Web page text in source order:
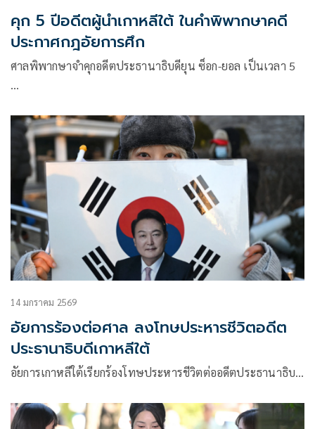
คุก 5 ปีอดีตผู้นำเกาหลีใต้ ในคำพิพากษาคดี
ประกาศกฎอัยการศึก
ศาลพิพากษาจำคุกอดีตประธานาธิบดียุน ซ็อก-ยอล เป็นเวลา 5
…
14 มกราคม 2569
อัยการร้องต่อศาล ลงโทษประหารชีวิตอดีต
ประธานาธิบดีเกาหลีใต้
อัยการเกาหลีใต้เรียกร้องโทษประหารชีวิตต่ออดีตประธานาธิบ…